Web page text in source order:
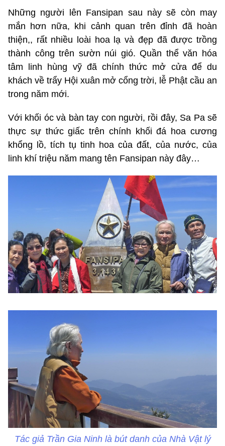
Những người lên Fansipan sau này sẽ còn may
mắn hơn nữa, khi cảnh quan trên đỉnh đã hoàn
thiện,, rất nhiều loài hoa lạ và đẹp đã được trồng
thành công trên sườn núi gió. Quần thể văn hóa
tâm linh hùng vỹ đã chính thức mở cửa để du
khách về trẩy Hội xuân mở cổng trời, lễ Phật cầu an
trong năm mới.
Với khối óc và bàn tay con người, rồi đây, Sa Pa sẽ
thực sự thức giấc trên chính khối đá hoa cương
khổng lồ, tích tụ tinh hoa của đất, của nước, của
linh khí triệu năm mang tên Fansipan này đây…
Tác giả Trần Gia Ninh là bút danh của Nhà Vật lý